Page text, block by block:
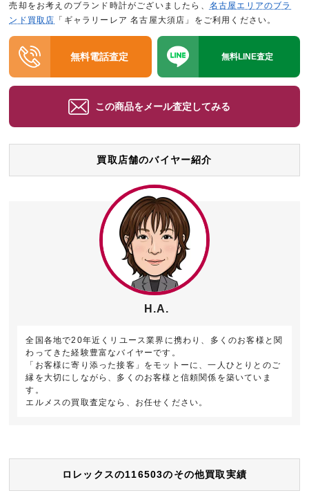
売却をお考えのブランド時計がございましたら、 名古屋エリアのブラ
ンド買取店 「ギャラリーレア 名古屋大須店」をご利用ください。
無料電話査定 無料LINE査定
この商品をメール査定してみる
買取店舗のバイヤー紹介
H.A.
全国各地で20年近くリユース業界に携わり、多くのお客様と関
わってきた経験豊富なバイヤーです。
「お客様に寄り添った接客」をモットーに、一人ひとりとのご
縁を大切にしながら、多くのお客様と信頼関係を築いていま
す。
エルメスの買取査定なら、お任せください。
ロレックスの116503のその他買取実績